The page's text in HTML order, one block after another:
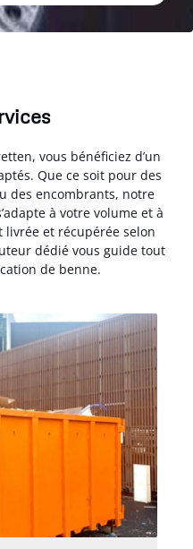
vous bénéficiez d’un
Que ce soit pour des
des encombrants, notre
à votre volume et à
et récupérée selon
dédié vous guide tout
de benne.